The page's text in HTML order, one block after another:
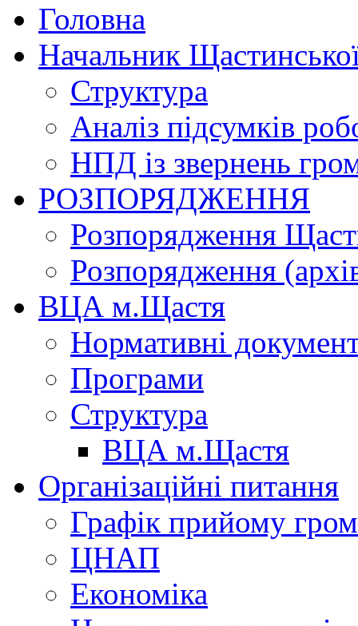
Головна
Начальник
Структура
Аналіз підсумків
НПД із звернень
РОЗПОРЯДЖЕННЯ
Розпорядження
Розпорядження
ВЦА м.Щастя
Нормативні
Програми
Структура
ВЦА м.Щастя
Організаційні питання
Графік прийому
ЦНАП
Економіка